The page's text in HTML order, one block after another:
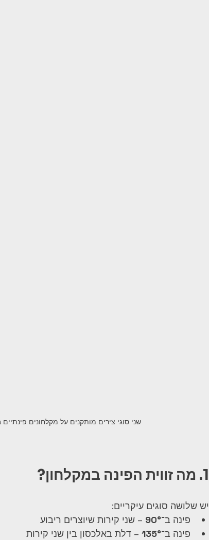
שני סוגי צירים מותקנים על מקלחונים פינתיים בזווית
1. מה זווית הפינה במקלחון?
יש שלושה סוגים עיקריים:
פינה ב־90° – שני קירות שיוצרים ריבוע
פינה ב־135° – דלת באלכסון בין שני קירות